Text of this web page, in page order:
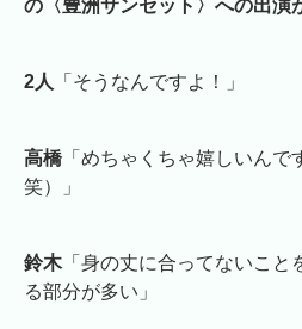
の〈豊洲サンセット〉への出演
2人 「そうなんですよ！」
高橋「めちゃくちゃ嬉しいん
笑）」
鈴木「身の丈に合ってないこと
る部分が多い」